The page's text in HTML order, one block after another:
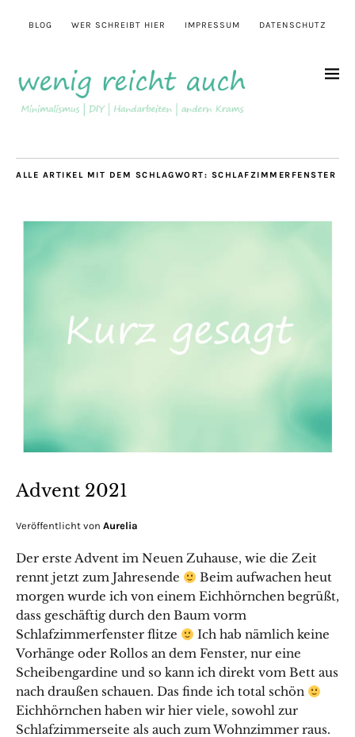
BLOG WER SCHREIBT HIER IMPRESSUM DATENSCHUTZ
ALLE ARTIKEL MIT DEM SCHLAGWORT: SCHLAFZIMMERFENSTER
Advent 2021
Veröffentlicht von Aurelia
Der erste Advent im Neuen Zuhause, wie die Zeit
rennt jetzt zum Jahresende
Beim aufwachen heut
morgen wurde ich von einem Eichhörnchen begrüßt,
dass geschäftig durch den Baum vorm
Schlafzimmerfenster flitze
Ich hab nämlich keine
Vorhänge oder Rollos an dem Fenster, nur eine
Scheibengardine und so kann ich direkt vom Bett aus
nach draußen schauen. Das finde ich total schön
Eichhörnchen haben wir hier viele, sowohl zur
Schlafzimmerseite als auch zum Wohnzimmer raus.